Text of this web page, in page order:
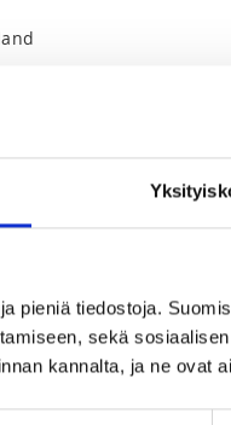
pieniä tiedostoja.
sekä
kannalta, ja ne ovat